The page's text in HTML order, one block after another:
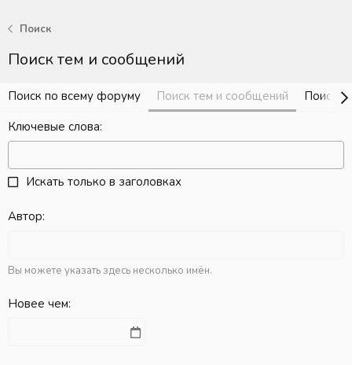
Поиск
Поиск тем и сообщений
Поиск по всему форуму Поиск тем и сообщений
Поиск
Ключевые слова
Искать только в заголовках
Автор
Вы можете указать здесь несколько имён.
Новее чем